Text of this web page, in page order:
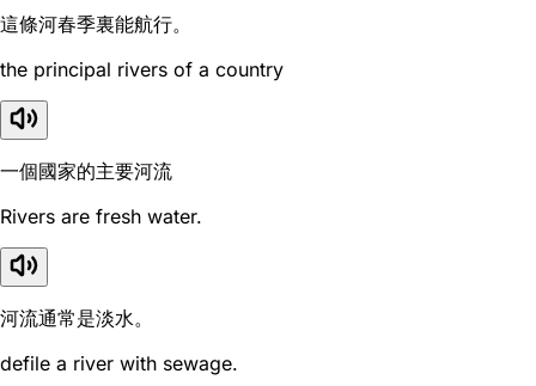
這條河春季裏能航行。
the principal rivers of a country
一個國家的主要河流
Rivers are fresh water.
河流通常是淡水。
defile a river with sewage.